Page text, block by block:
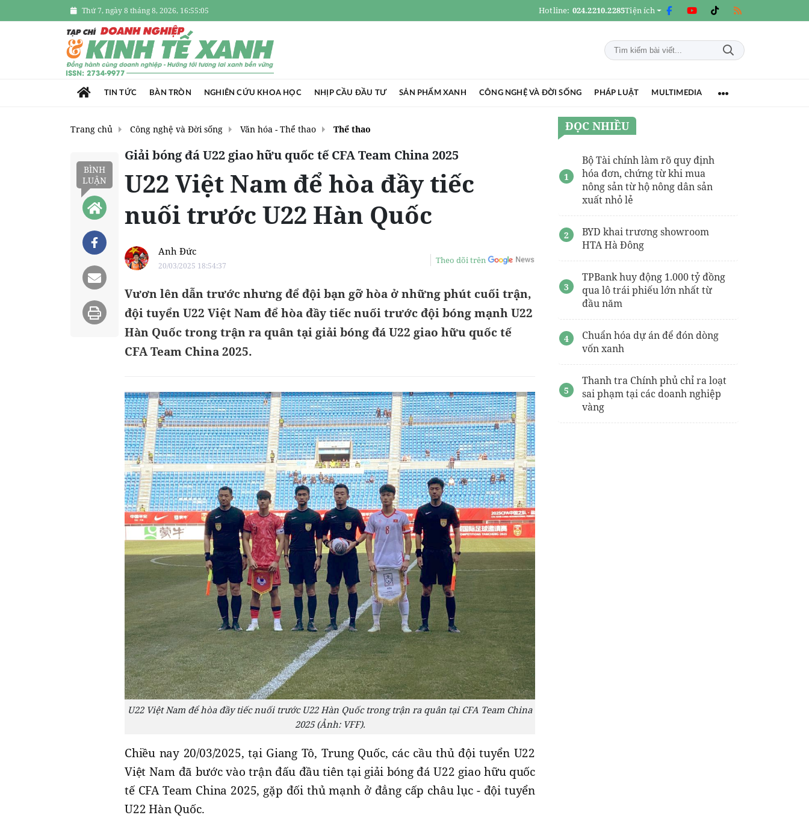
Thứ 7, ngày 8 tháng 8, 2026, 16:55:06 Hotline: 024.2210.2285Tiện ích
TIN TỨC BÀN TRÒN NGHIÊN CỨU KHOA HỌC NHỊP CẦU ĐẦU TƯ SẢN PHẨM XANH CÔNG NGHỆ VÀ ĐỜI SỐNG PHÁP LUẬT MULTIMEDIA
Trang chủ Công nghệ và Đời sống Văn hóa - Thể thao Thể thao
BÌNH
LUẬN
Giải bóng đá U22 giao hữu quốc tế CFA Team China 2025
U22 Việt Nam để hòa đầy tiếc
nuối trước U22 Hàn Quốc
Anh Đức
20/03/2025 18:54:37
Theo dõi trên
Vươn lên dẫn trước nhưng để đội bạn gỡ hòa ở những phút cuối trận,
đội tuyển U22 Việt Nam để hòa đầy tiếc nuối trước đội bóng mạnh U22
Hàn Quốc trong trận ra quân tại giải bóng đá U22 giao hữu quốc tế
CFA Team China 2025.
U22 Việt Nam để hòa đầy tiếc nuối trước U22 Hàn Quốc trong trận ra quân tại CFA Team China
2025 (Ảnh: VFF).
Chiều nay 20/03/2025, tại Giang Tô, Trung Quốc, các cầu thủ đội tuyển U22
Việt Nam đã bước vào trận đấu đầu tiên tại giải bóng đá U22 giao hữu quốc
tế CFA Team China 2025, gặp đối thủ mạnh ở đẳng cấp châu lục - đội tuyển
U22 Hàn Quốc.
ĐỌC NHIỀU
Bộ Tài chính làm rõ quy định
hóa đơn, chứng từ khi mua
nông sản từ hộ nông dân sản
xuất nhỏ lẻ
BYD khai trương showroom
HTA Hà Đông
TPBank huy động 1.000 tỷ đồng
qua lô trái phiếu lớn nhất từ
đầu năm
Chuẩn hóa dự án để đón dòng
vốn xanh
Thanh tra Chính phủ chỉ ra loạt
sai phạm tại các doanh nghiệp
vàng